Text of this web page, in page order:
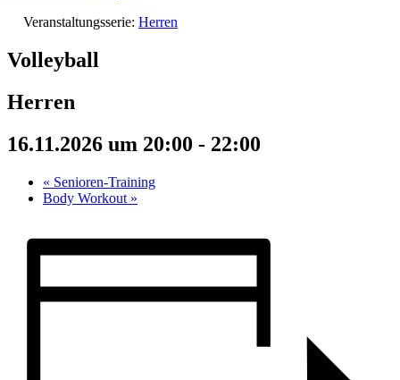
Veranstaltungsserie: Herren
Volleyball
Herren
16.11.2026 um 20:00 - 22:00
« Senioren-Training
Body Workout »